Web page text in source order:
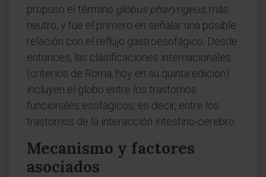
propuso el término globus pharyngeus, más
neutro, y fue el primero en señalar una posible
relación con el reflujo gastroesofágico. Desde
entonces, las clasificaciones internacionales
(criterios de Roma, hoy en su quinta edición)
incluyen el globo entre los trastornos
funcionales esofágicos, es decir, entre los
trastornos de la interacción intestino-cerebro.
Mecanismo y factores
asociados